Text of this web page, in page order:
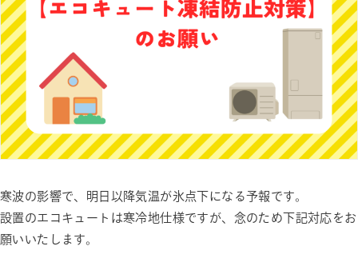
寒波の影響で、明日以降気温が氷点下になる予報です。
設置のエコキュートは寒冷地仕様ですが、念のため下記対応をお
願いいたします。